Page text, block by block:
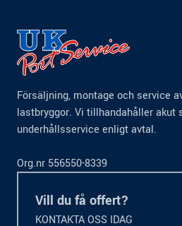
Försäljning, montage och service
lastbryggor. Vi tillhandahåller akut
underhållsservice enligt avtal.
Org.nr 556550-8339
Vill du få offert?
KONTAKTA OSS IDAG